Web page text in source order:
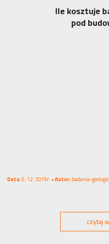
Ile kosztuje
pod
Data:6. 12. 2019r. •Autor:badania-
czytaj